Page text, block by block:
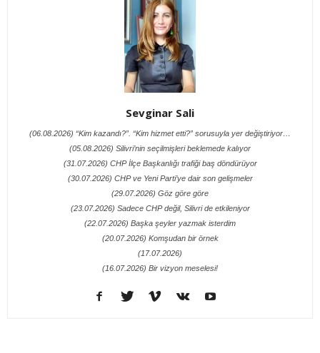
Sevginar Sali
(06.08.2026) “Kim kazandı?”. “Kim hizmet etti?” sorusuyla yer değiştiriyor…
(05.08.2026) Silivri’nin seçilmişleri beklemede kalıyor
(31.07.2026) CHP İlçe Başkanlığı trafiği baş döndürüyor
(30.07.2026) CHP ve Yeni Parti’ye dair son gelişmeler
(29.07.2026) Göz göre göre
(23.07.2026) Sadece CHP değil, Silivri de etkileniyor
(22.07.2026) Başka şeyler yazmak isterdim
(20.07.2026) Komşudan bir örnek
(17.07.2026)
(16.07.2026) Bir vizyon meselesi!